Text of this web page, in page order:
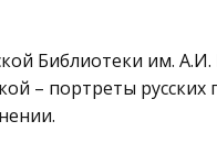
Библиотеки им. А.И.
– портреты русских